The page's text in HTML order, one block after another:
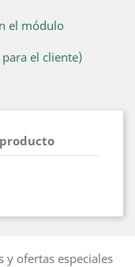
el módulo
el cliente)
ofertas especiales